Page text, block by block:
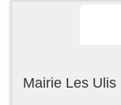
Mairie Les Ulis